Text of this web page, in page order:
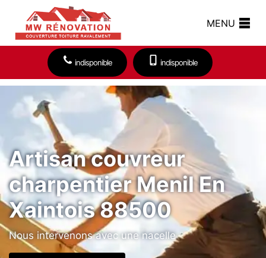
MENU
indisponible indisponible
Artisan couvreur
charpentier Menil En
Xaintois 88500
Nous intervenons avec une nacelle